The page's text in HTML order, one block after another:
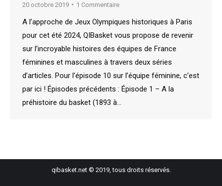
20 octobre 2019
1 Commentaire
A l’approche de Jeux Olympiques historiques à Paris
pour cet été 2024, QIBasket vous propose de revenir
sur l’incroyable histoires des équipes de France
féminines et masculines à travers deux séries
d’articles. Pour l’épisode 10 sur l’équipe féminine, c’est
par ici ! Épisodes précédents : Épisode 1 – A la
préhistoire du basket (1893 à…
qibasket.net © 2019, tous droits réservés.